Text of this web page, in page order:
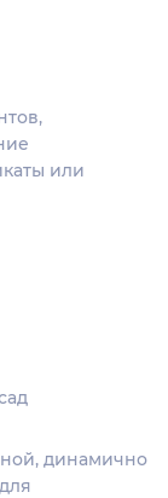
или
динамично